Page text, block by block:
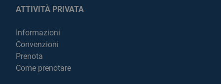
ATTIVITÀ PRIVATA
Informazioni
Convenzioni
Prenota
Come prenotare